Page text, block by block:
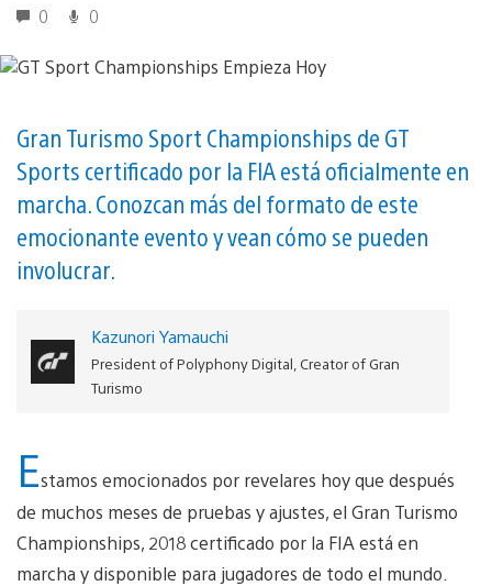
0 0
Gran Turismo Sport Championships de GT
Sports certificado por la FIA está oficialmente en
marcha. Conozcan más del formato de este
emocionante evento y vean cómo se pueden
involucrar.
Kazunori Yamauchi
President of Polyphony Digital, Creator of Gran
Turismo
Estamos emocionados por revelares hoy que después
de muchos meses de pruebas y ajustes, el Gran Turismo
Championships, 2018 certificado por la FIA está en
marcha y disponible para jugadores de todo el mundo.